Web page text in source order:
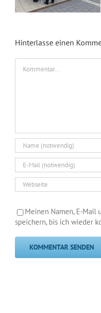
Hinterlasse einen
Meinen Namen, E-Mail
speichern, bis ich wieder